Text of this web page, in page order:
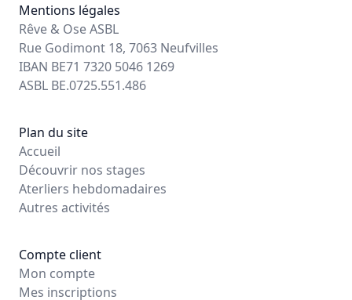
Mentions légales
Rêve & Ose ASBL
Rue Godimont 18, 7063 Neufvilles
IBAN BE71 7320 5046 1269
ASBL BE.0725.551.486
Plan du site
Accueil
Découvrir nos stages
Aterliers hebdomadaires
Autres activités
Compte client
Mon compte
Mes inscriptions